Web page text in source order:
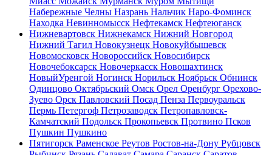
Набережные Челны Назрань Нальчик Наро-Фоминск
Находка Невинномысск Нефтекамск Нефтеюганск
Нижневартовск Нижнекамск Нижний Новгород
Нижний Тагил Новокузнецк Новокуйбышевск
Новомосковск Новороссийск Новосибирск
Новочебоксарск Новочеркасск Новошахтинск
НовыйУренгой Ногинск Норильск Ноябрьск Обнинск
Одинцово Октябрьский Омск Орел Оренбург Орехово-
Зуево Орск Павловский Посад Пенза Первоуральск
Пермь Петергоф Петрозаводск Петропавловск-
Камчатский Подольск Прокопьевск Протвино Псков
Пушкин Пушкино
Пятигорск Раменское Реутов Ростов-на-Дону Рубцовск